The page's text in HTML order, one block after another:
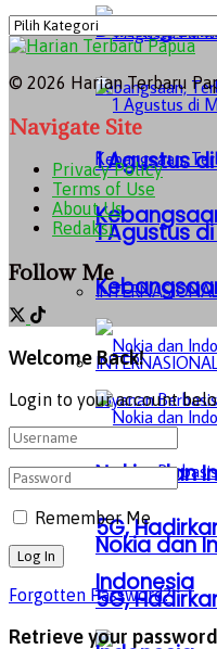
1 Agustus
Nokia dan
5G,
Indonesia
Datang
1 Agustus
INTERNASIONAL
Nokia dan
5G,
Kategori
© 2026 Harian Terbaru
Navigate Site
Privacy Policy
Terms of Use
About Us
Redaksi
Follow Me
Welcome Back!
Login to your account
Remember Me
Forgotten Password?
Retrieve your password